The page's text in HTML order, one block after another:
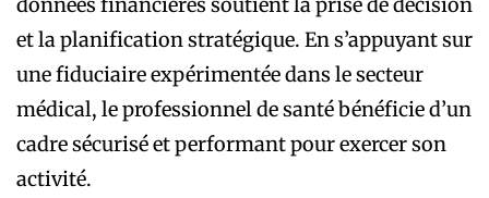
et la planification stratégique. En s’appuyant sur
une fiduciaire expérimentée dans le secteur
médical, le professionnel de santé bénéficie d’un
cadre sécurisé et performant pour exercer son
activité.